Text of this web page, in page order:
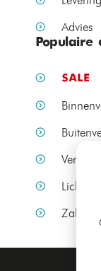
Advies
Populaire
SALE